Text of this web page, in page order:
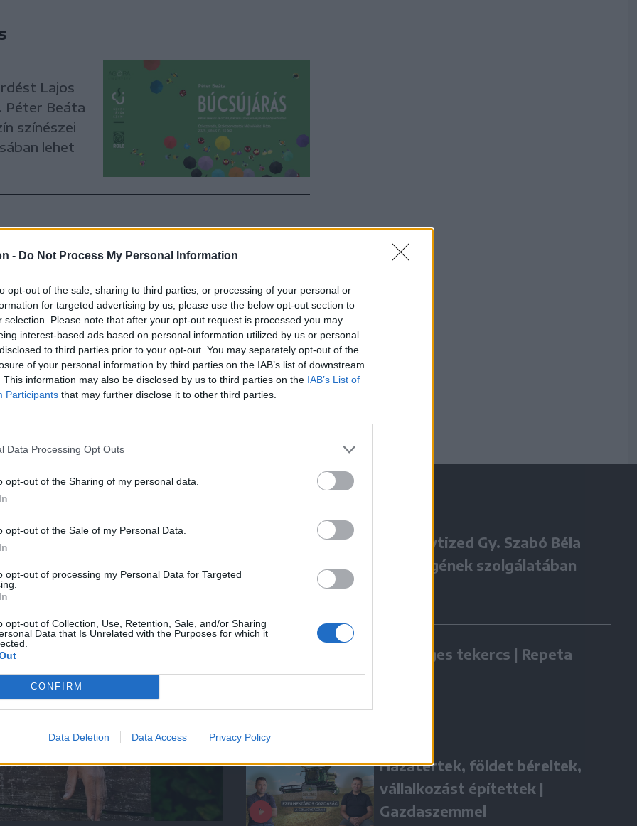
- Do Not Process My Personal Information
opt-out of the sale, sharing to third parties, or processing of your personal or
for targeted advertising by us, please use the below opt-out section to
selection. Please note that after your opt-out request is processed you may
interest-based ads based on personal information utilized by us or personal
to third parties prior to your opt-out. You may separately opt-out of the
of your personal information by third parties on the IAB’s list of downstream
This information may also be disclosed by us to third parties on the IAB’s List of
Participants that may further disclose it to other third parties.
Data Processing Opt Outs
opt-out of the Sharing of my personal data.
opt-out of the Sale of my Personal Data.
opt-out of processing my Personal Data for Targeted
opt-out of Collection, Use, Retention, Sale, and/or Sharing
Data that Is Unrelated with the Purposes for which it
CONFIRM
Data Deletion Data Access Privacy Policy
Lajos
Péter Beáta
színészei
lehet
az
is
a múlt
Négy évtized Gy. Szabó Béla
örökségének szolgálatában
Zöldséges tekercs | Repeta
Hazatértek, földet béreltek,
vállalkozást építettek |
Gazdaszemmel